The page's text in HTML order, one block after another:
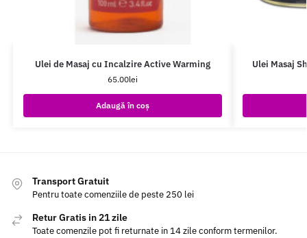
Ulei de Masaj cu Incalzire Active Warming
65.00lei
Adaugă în coș
Ulei Masaj
Transport Gratuit
Pentru toate comenziile de peste 250 lei
Retur Gratis in 21 zile
Toate comenzile pot fi returnate in 14 zile conform termenilor.